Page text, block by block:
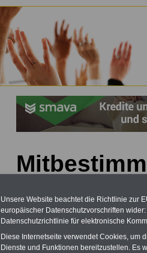
Schl.-H.):
Unsere Website beachtet die Richtlinie zur
europäischer Datenschutzvorschriften
Datenschutzrichtlinie für elektronische
Diese Internetseite verwendet Cookies, um
Dienste und Funktionen bereitzustellen. Es